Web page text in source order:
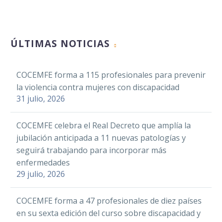
Compartir
Española de Fiebre
Mediterránea
Familiar y Síndromes
(STOP FMF), entidad
perteneciente a
COCEMFE, celebra el
próximo jueves,…
Twitter
LinkedIn
WhatsApp
Email
Compartir
La Confederación de
Personas con
Discapacidad Física y
Orgánica de la
Comunitat Valenciana,
(COCEMFE CV), está
llevando a cabo los
Fedhemo celebrará
mañana un dilogo en
Servimedia con
motivo del Día
Mundial de la
Hemofilia.
Twitter
LinkedIn
WhatsApp
16 Abr 2024
167 personas se
han beneficiado del
alojamiento
transitorio ofrecido
por FNETH en 2019
FAAM organiza un
ÚLTIMAS NOTICIAS
COCEMFE forma a 115 profesionales para prevenir
la violencia contra mujeres con discapacidad
31 julio, 2026
COCEMFE celebra el Real Decreto que amplía la
jubilación anticipada a 11 nuevas patologías y
seguirá trabajando para incorporar más
enfermedades
29 julio, 2026
COCEMFE forma a 47 profesionales de diez países
en su sexta edición del curso sobre discapacidad y